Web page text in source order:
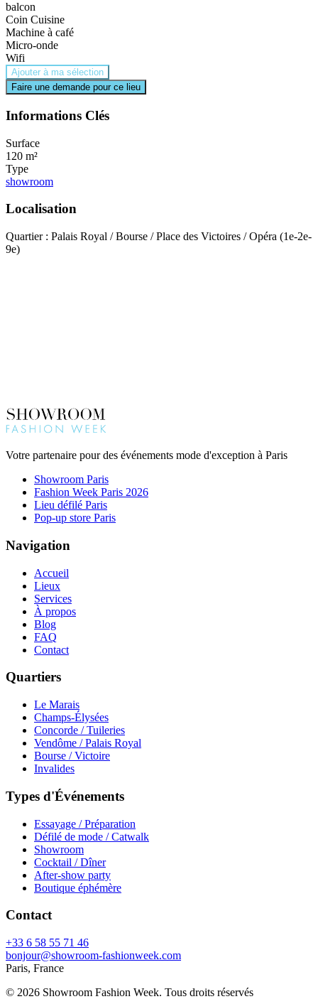
balcon
Coin Cuisine
Machine à café
Micro-onde
Wifi
Ajouter à ma sélection
Faire une demande pour ce lieu
Informations Clés
Surface
120 m²
Type
showroom
Localisation
Quartier : Palais Royal / Bourse / Place des Victoires / Opéra (1e-2e-
9e)
Votre partenaire pour des événements mode d'exception à Paris
Showroom Paris
Fashion Week Paris 2026
Lieu défilé Paris
Pop-up store Paris
Navigation
Accueil
Lieux
Services
À propos
Blog
FAQ
Contact
Quartiers
Le Marais
Champs-Élysées
Concorde / Tuileries
Vendôme / Palais Royal
Bourse / Victoire
Invalides
Types d'Événements
Essayage / Préparation
Défilé de mode / Catwalk
Showroom
Cocktail / Dîner
After-show party
Boutique éphémère
Contact
+33 6 58 55 71 46
bonjour@showroom-fashionweek.com
Paris, France
© 2026 Showroom Fashion Week. Tous droits réservés